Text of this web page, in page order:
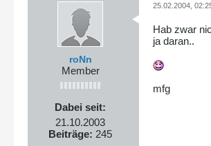
roNn
Member
Dabei seit:
21.10.2003
Beiträge: 245
25.02.2004,
Hab zwar
ja daran..
mfg